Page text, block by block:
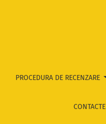
PROCEDURA DE RECENZARE
CONTACTE